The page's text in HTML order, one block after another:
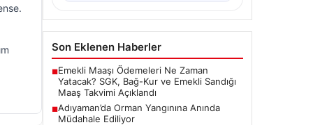
Son Eklenen Haberler
■Emekli Maaşı Ödemeleri Ne Zaman
Yatacak? SGK, Bağ-Kur ve Emekli Sandığı
Maaş Takvimi Açıklandı
■Adıyaman’da Orman Yangınına Anında
Müdahale Ediliyor